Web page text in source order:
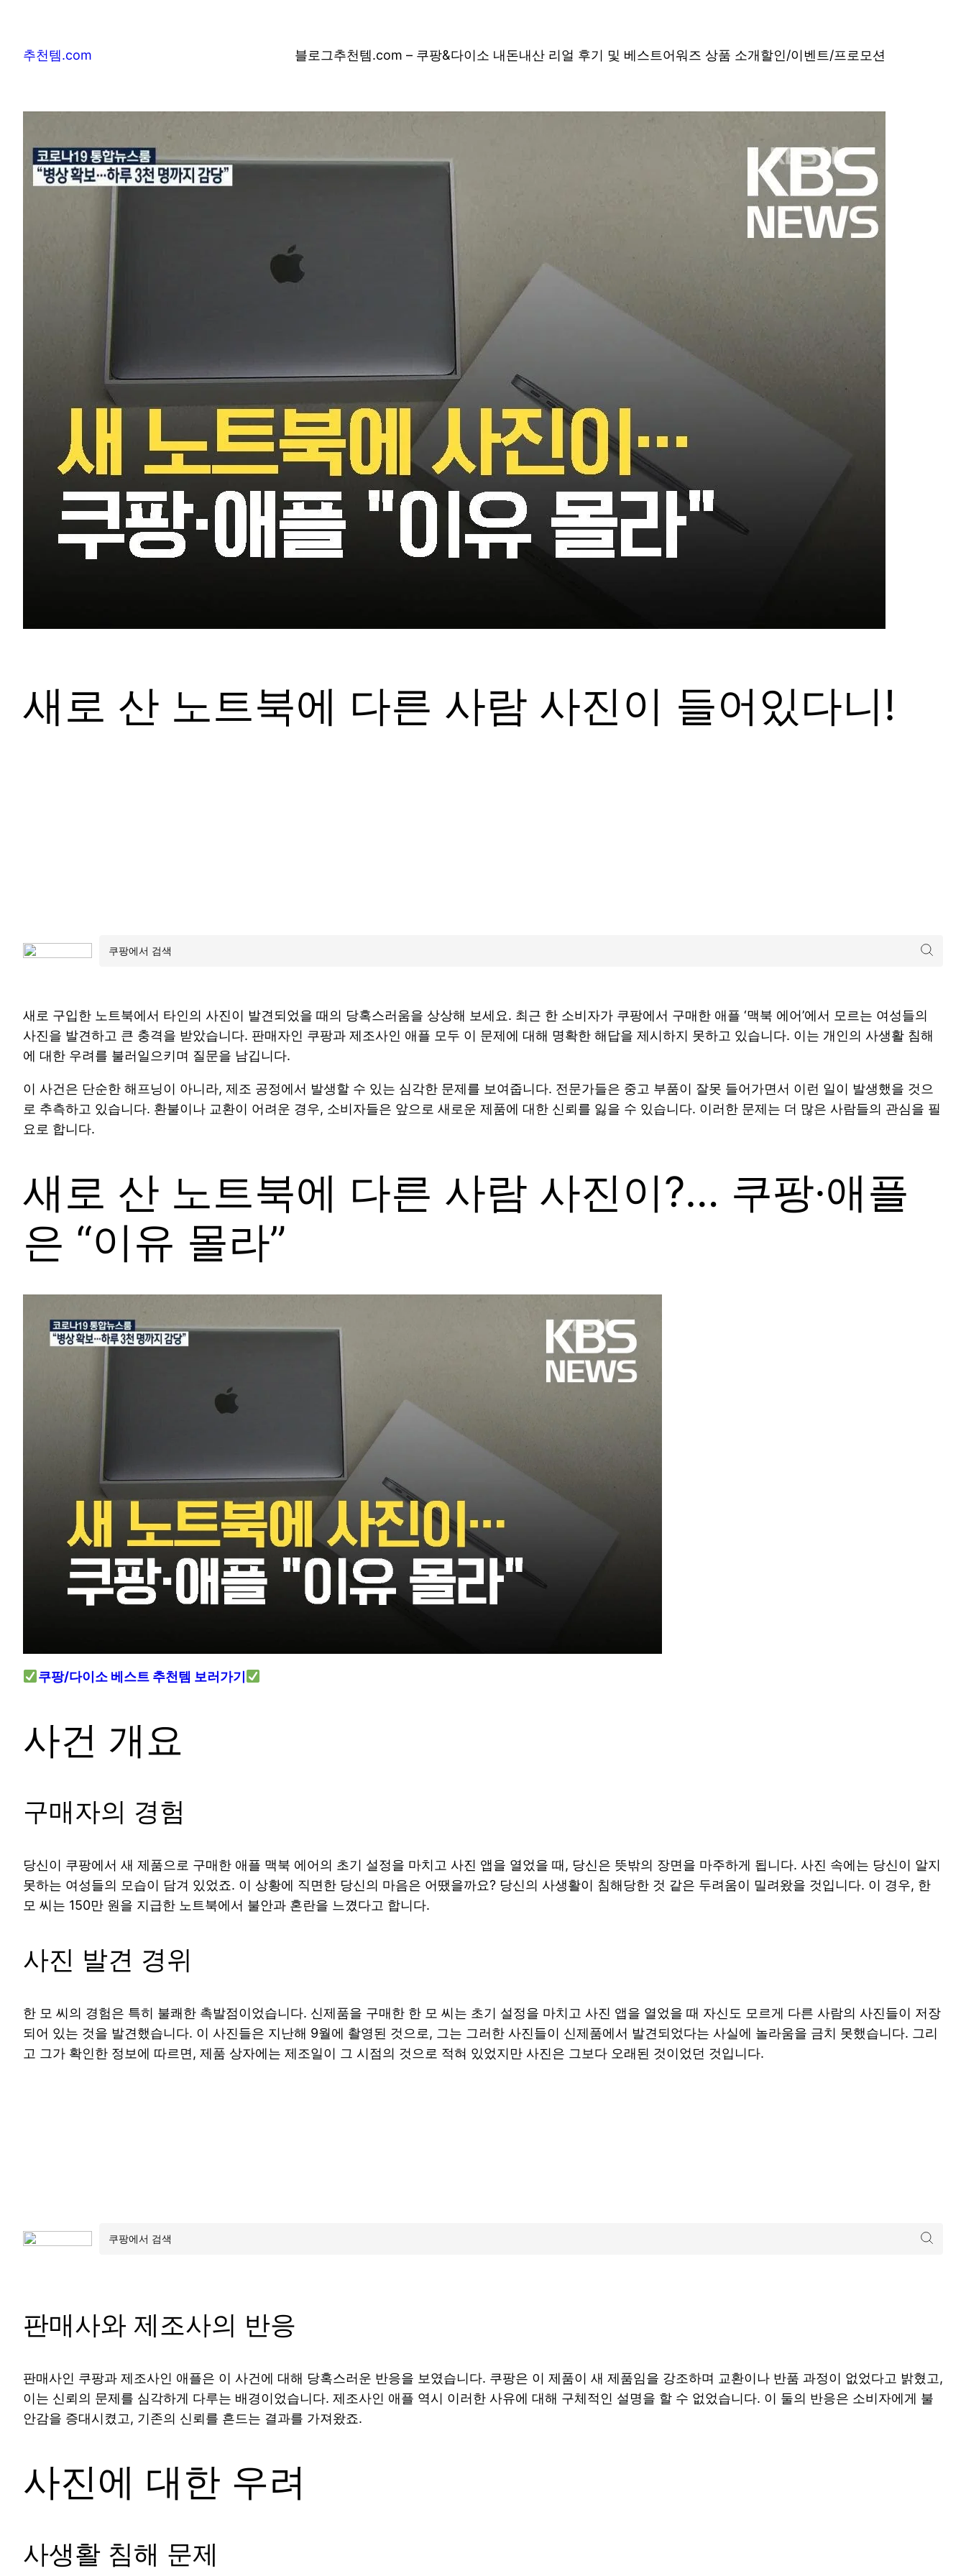
추천템.com 블로그추천템.com – 쿠팡&다이소 내돈내산 리얼 후기 및 베스트어워즈 상품 소개할인/이벤트/프로모션
새로 산 노트북에 다른 사람 사진이 들어있다니!
새로 구입한 노트북에서 타인의 사진이 발견되었을 때의 당혹스러움을 상상해 보세요. 최근 한 소비자가 쿠팡에서 구매한 애플 ‘맥북 에어’에서 모르는 여성들의
사진을 발견하고 큰 충격을 받았습니다. 판매자인 쿠팡과 제조사인 애플 모두 이 문제에 대해 명확한 해답을 제시하지 못하고 있습니다. 이는 개인의 사생활 침해
에 대한 우려를 불러일으키며 질문을 남깁니다.
이 사건은 단순한 해프닝이 아니라, 제조 공정에서 발생할 수 있는 심각한 문제를 보여줍니다. 전문가들은 중고 부품이 잘못 들어가면서 이런 일이 발생했을 것으
로 추측하고 있습니다. 환불이나 교환이 어려운 경우, 소비자들은 앞으로 새로운 제품에 대한 신뢰를 잃을 수 있습니다. 이러한 문제는 더 많은 사람들의 관심을 필
요로 합니다.
새로 산 노트북에 다른 사람 사진이?… 쿠팡·애플
은 “이유 몰라”
쿠팡/다이소 베스트 추천템 보러가기
사건 개요
구매자의 경험
당신이 쿠팡에서 새 제품으로 구매한 애플 맥북 에어의 초기 설정을 마치고 사진 앱을 열었을 때, 당신은 뜻밖의 장면을 마주하게 됩니다. 사진 속에는 당신이 알지
못하는 여성들의 모습이 담겨 있었죠. 이 상황에 직면한 당신의 마음은 어땠을까요? 당신의 사생활이 침해당한 것 같은 두려움이 밀려왔을 것입니다. 이 경우, 한
모 씨는 150만 원을 지급한 노트북에서 불안과 혼란을 느꼈다고 합니다.
사진 발견 경위
한 모 씨의 경험은 특히 불쾌한 촉발점이었습니다. 신제품을 구매한 한 모 씨는 초기 설정을 마치고 사진 앱을 열었을 때 자신도 모르게 다른 사람의 사진들이 저장
되어 있는 것을 발견했습니다. 이 사진들은 지난해 9월에 촬영된 것으로, 그는 그러한 사진들이 신제품에서 발견되었다는 사실에 놀라움을 금치 못했습니다. 그리
고 그가 확인한 정보에 따르면, 제품 상자에는 제조일이 그 시점의 것으로 적혀 있었지만 사진은 그보다 오래된 것이었던 것입니다.
판매사와 제조사의 반응
판매사인 쿠팡과 제조사인 애플은 이 사건에 대해 당혹스러운 반응을 보였습니다. 쿠팡은 이 제품이 새 제품임을 강조하며 교환이나 반품 과정이 없었다고 밝혔고,
이는 신뢰의 문제를 심각하게 다루는 배경이었습니다. 제조사인 애플 역시 이러한 사유에 대해 구체적인 설명을 할 수 없었습니다. 이 둘의 반응은 소비자에게 불
안감을 증대시켰고, 기존의 신뢰를 흔드는 결과를 가져왔죠.
사진에 대한 우려
사생활 침해 문제